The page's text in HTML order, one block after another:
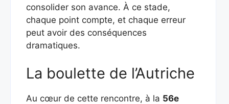
consolider son avance. À ce stade,
chaque point compte, et chaque erreur
peut avoir des conséquences
dramatiques.
La boulette de l’Autriche
Au cœur de cette rencontre, à la 56e